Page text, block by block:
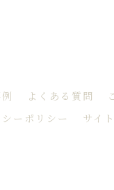
よくある質問
ーポリシー サイ